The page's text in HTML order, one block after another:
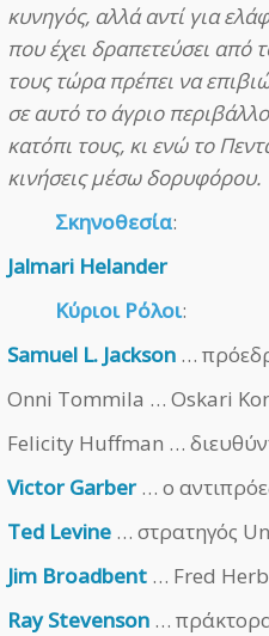
κυνηγός, αλλά αντί για
που έχει δραπετεύσει από
τους τώρα πρέπει να
σε αυτό το άγριο
κατόπι τους, κι ενώ το
κινήσεις μέσω δορυφόρου.
Σκηνοθεσία:
Jalmari Helander
Κύριοι Ρόλοι:
Samuel L. Jackson …
Onni Tommila … Oskari
Felicity Huffman …
Victor Garber … ο
Ted Levine … στρατηγός
Jim Broadbent … Fred
Ray Stevenson …